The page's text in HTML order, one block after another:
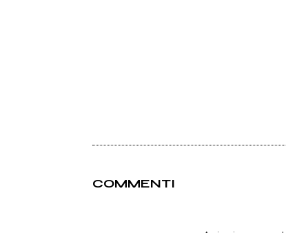
COMMENTI